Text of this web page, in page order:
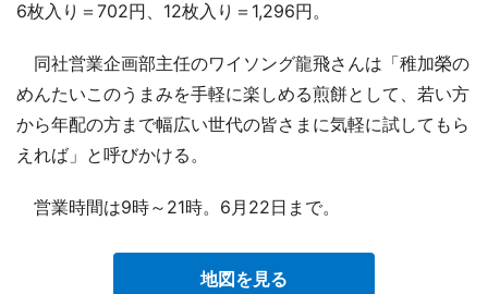
6枚入り＝702円、12枚入り＝1,296円。
同社営業企画部主任のワイソング龍飛さんは「稚加榮の
めんたいこのうまみを手軽に楽しめる煎餅として、若い方
から年配の方まで幅広い世代の皆さまに気軽に試してもら
えれば」と呼びかける。
営業時間は9時～21時。6月22日まで。
地図を見る